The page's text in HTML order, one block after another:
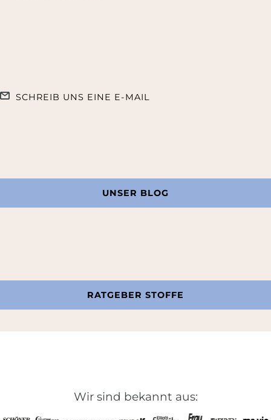
SCHREIB UNS EINE E-MAIL
UNSER BLOG
RATGEBER STOFFE
Wir sind bekannt aus: